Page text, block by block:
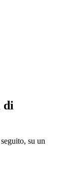
di
su un